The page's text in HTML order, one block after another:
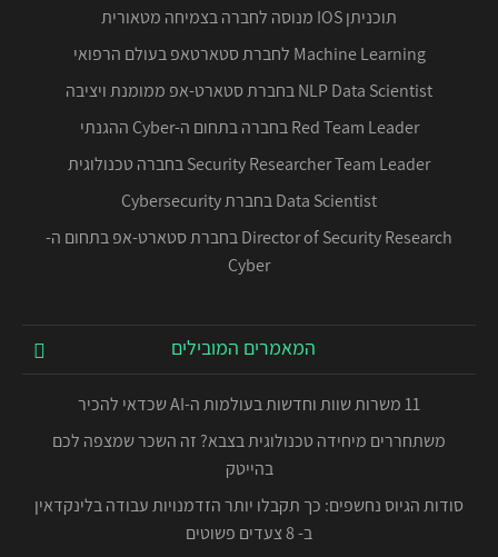
תוכניתן IOS מנוסה לחברה בצמיחה מטאורית
Machine Learning לחברת סטארטאפ בעולם הרפואי
NLP Data Scientist בחברת סטארט-אפ ממומנת ויציבה
Red Team Leader בחברה בתחום ה-Cyber ההגנתי
Security Researcher Team Leader בחברה טכנולוגית
Data Scientist בחברת Cybersecurity
Director of Security Research בחברת סטארט-אפ בתחום ה-
Cyber
המאמרים המובילים
11 משרות שוות וחדשות בעולמות ה-AI שכדאי להכיר
משתחררים מיחידה טכנולוגית בצבא? זה השכר שמצפה לכם
בהייטק
סודות הגיוס נחשפים: כך תקבלו יותר הזדמנויות עבודה בלינקדאין
ב- 8 צעדים פשוטים